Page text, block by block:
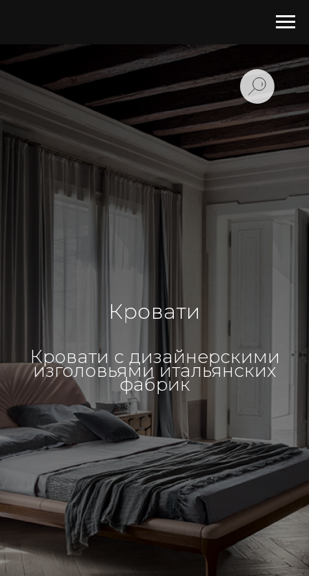
Кровати
Кровати с дизайнерскими
изголовьями итальянских
фабрик